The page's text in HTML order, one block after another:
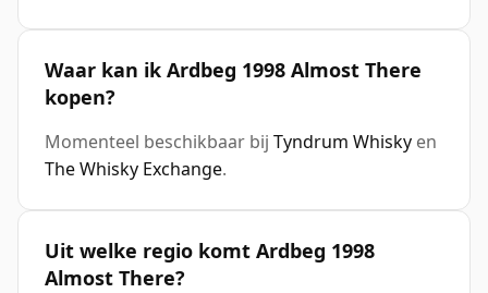
Waar kan ik Ardbeg 1998 Almost There
kopen?
Momenteel beschikbaar bij Tyndrum Whisky en
The Whisky Exchange.
Uit welke regio komt Ardbeg 1998
Almost There?